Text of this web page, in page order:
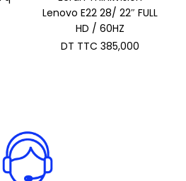
Lenovo E22 28/ 22″ FULL
HD / 60HZ
DT TTC 385,000